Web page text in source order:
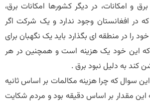
و امکانات، در دیگر کشورها امکانات برق،
در افغانستان وجود ندارد و یک شرکت اگر
را در منطقه ای بگذارد باید یک نگهبان برای
که این خود یک هزینه است و همچنین در هر
کند به دلیل نبود برق .
سوال که چرا هزینه مکالمات بر اساس ثانیه
مقدار بر اساس دقیقه بود و مردم شکایت